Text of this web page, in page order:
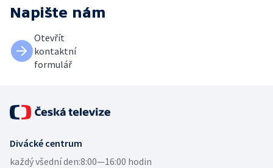
Napište nám
Otevřít
kontaktní
formulář
Divácké centrum
každý všední den:8:00—16:00 hodin